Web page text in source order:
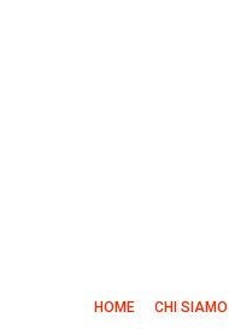
HOME CHI SIAMO